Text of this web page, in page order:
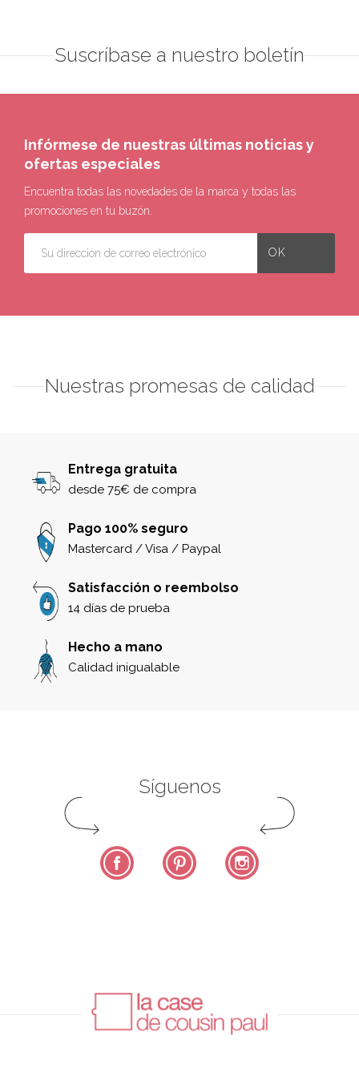
Suscríbase a nuestro boletín
Infórmese de nuestras últimas noticias y
ofertas especiales
Encuentra todas las novedades de la marca y todas las
promociones en tu buzón.
Nuestras promesas de calidad
Entrega gratuita
desde 75€ de compra
Pago 100% seguro
Mastercard / Visa / Paypal
Satisfacción o reembolso
14 días de prueba
Hecho a mano
Calidad inigualable
Síguenos
Facebook Pinterest